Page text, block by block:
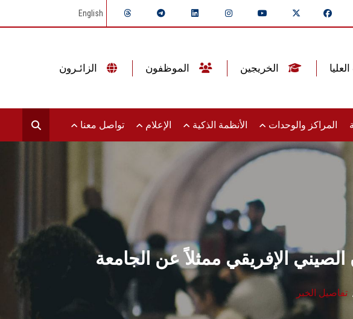
English
المراكز والوحدات الأنظمة الذكية الإعلام تواصل معنا
الإفريقي ممثلاً عن الجامعة
تفاصيل الخبر